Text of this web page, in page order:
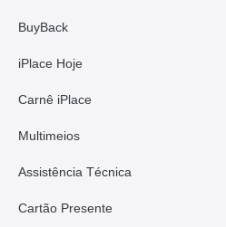
BuyBack
iPlace Hoje
Carnê iPlace
Multimeios
Assistência Técnica
Cartão Presente